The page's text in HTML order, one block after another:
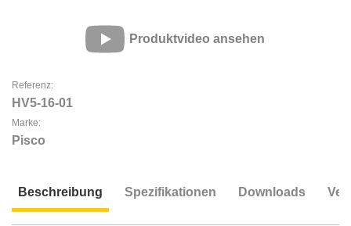
Produktvideo ansehen
Referenz:
HV5-16-01
Marke:
Pisco
Beschreibung Spezifikationen Downloads